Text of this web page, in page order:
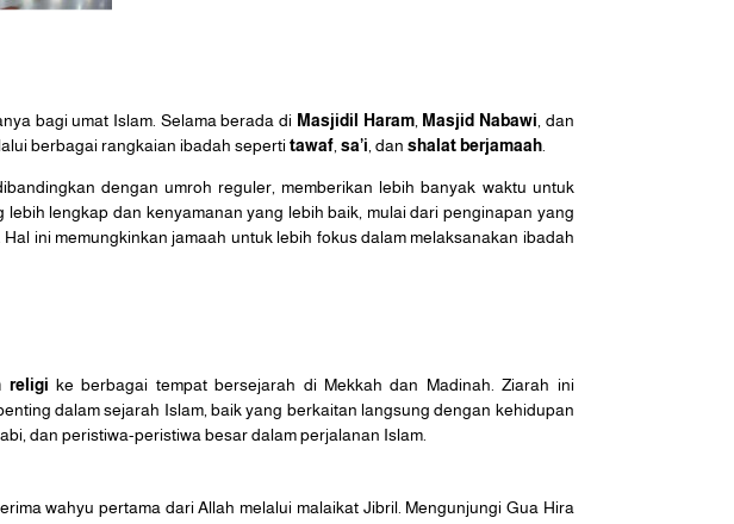
bagi umat Islam. Selama berada di Masjidil Haram, Masjid Nabawi, dan
berbagai rangkaian ibadah sepertitawaf,sa’i, danshalat berjamaah.
dengan umroh reguler, memberikan lebih banyak waktu untuk
lengkap dan kenyamanan yang lebih baik, mulai dari penginapan yang
ini memungkinkan jamaah untuk lebih fokus dalam melaksanakan ibadah
religi ke berbagai tempat bersejarah di Mekkah dan Madinah. Ziarah ini
dalam sejarah Islam, baik yang berkaitan langsung dengan kehidupan
dan peristiwa-peristiwa besar dalam perjalanan Islam.
wahyu pertama dari Allah melalui malaikat Jibril. Mengunjungi Gua Hira